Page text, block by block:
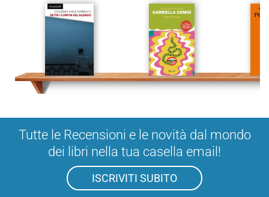
Tutte le Recensioni e le novità dal mondo
dei libri nella tua casella email!
ISCRIVITI SUBITO